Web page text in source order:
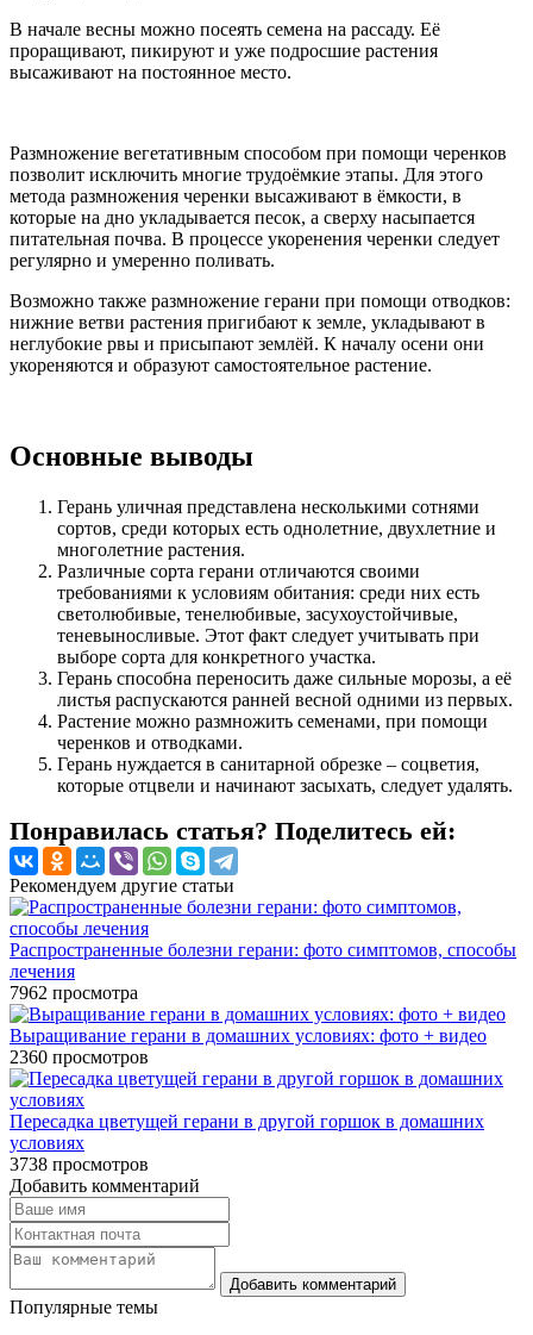
В начале весны можно посеять семена на рассаду. Её
проращивают, пикируют и уже подросшие растения
высаживают на постоянное место.
Размножение вегетативным способом при помощи черенков
позволит исключить многие трудоёмкие этапы. Для этого
метода размножения черенки высаживают в ёмкости, в
которые на дно укладывается песок, а сверху насыпается
питательная почва. В процессе укоренения черенки следует
регулярно и умеренно поливать.
Возможно также размножение герани при помощи отводков:
нижние ветви растения пригибают к земле, укладывают в
неглубокие рвы и присыпают землёй. К началу осени они
укореняются и образуют самостоятельное растение.
Основные выводы
Герань уличная представлена несколькими сотнями
сортов, среди которых есть однолетние, двухлетние и
многолетние растения.
Различные сорта герани отличаются своими
требованиями к условиям обитания: среди них есть
светолюбивые, тенелюбивые, засухоустойчивые,
теневыносливые. Этот факт следует учитывать при
выборе сорта для конкретного участка.
Герань способна переносить даже сильные морозы, а её
листья распускаются ранней весной одними из первых.
Растение можно размножить семенами, при помощи
черенков и отводками.
Герань нуждается в санитарной обрезке – соцветия,
которые отцвели и начинают засыхать, следует удалять.
Понравилась статья? Поделитесь ей:
Рекомендуем другие статьи
Распространенные болезни герани: фото симптомов, способы
лечения
7962 просмотра
Выращивание герани в домашних условиях: фото + видео
2360 просмотров
Пересадка цветущей герани в другой горшок в домашних
условиях
3738 просмотров
Добавить комментарий
Популярные темы